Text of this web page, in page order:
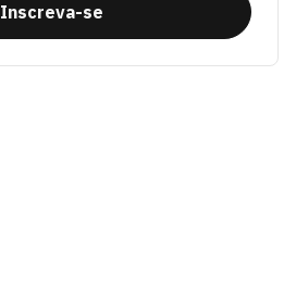
Inscreva-se